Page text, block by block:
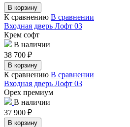
В корзину
К сравнению В сравнении
Входная дверь Лофт 03
Крем софт
В наличии
38 700 ₽
В корзину
К сравнению В сравнении
Входная дверь Лофт 03
Орех премиум
В наличии
37 900 ₽
В корзину